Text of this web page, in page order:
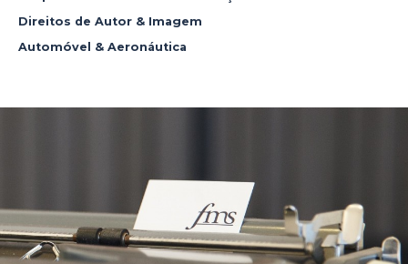
Direitos de Autor & Imagem
Automóvel & Aeronáutica